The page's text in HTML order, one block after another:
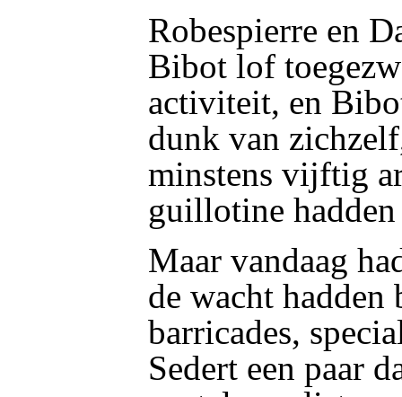
Robespierre en
Bibot lof
activiteit, en
dunk van
minstens vijftig
guillotine
Maar vandaag
de wacht
barricades,
Sedert een paar